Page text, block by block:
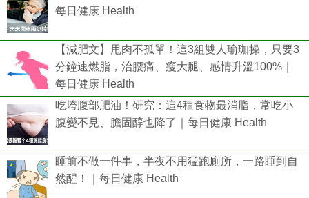
每日健康 Health
【減肥文】甩肉不孤單！這3組雙人瑜珈操，只要3
分鐘速燃脂，治腰痛、瘦大腿、感情升溫100%｜
每日健康 Health
吃垮腹部肥油！研究：這4種食物最消脂，常吃小
腹變不見、膽固醇也降了｜每日健康 Health
睡前不做一件事，半夜不用猛跑廁所，一路睡到自
然醒！｜每日健康 Health